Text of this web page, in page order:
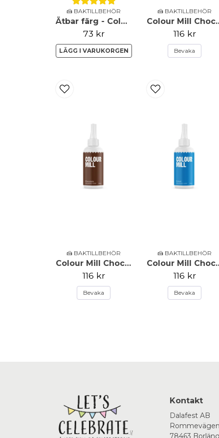
🍰 BAKTILLBEHÖR
Ätbar färg - Colour Mill - Peach - 20ml
73 kr
LÄGG I VARUKORGEN
🍰 BAKTILLBEHÖR
Colour Mill
116 kr
Bevaka
🍰 BAKTILLBEHÖR
Colour Mill Choco Drip - Choklad - 125g
116 kr
Bevaka
🍰 BAKTILLBEHÖR
Colour Mill
116 kr
Bevaka
Kontakt
Dalafest AB
78463